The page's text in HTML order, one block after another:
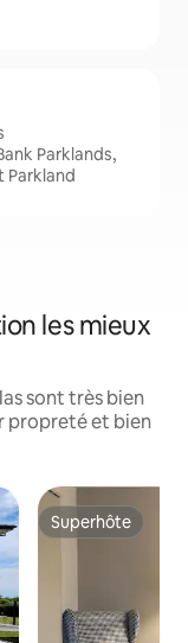
Parklands,
Parkland
les mieux
sont très bien
propreté et bien
Superhôte
Superhôte